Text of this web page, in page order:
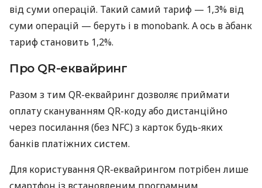
від суми операцій. Такий самий тариф — 1,3% від
суми операцій — беруть і в monobank. А ось в àбанк
тариф становить 1,2%.
Про QR-еквайринг
Разом з тим QR-еквайринг дозволяє приймати
оплату скануванням QR-коду або дистанційно
через посилання (без NFC) з карток будь-яких
банків платіжних систем.
Для користування QR-еквайрингом потрібен лише